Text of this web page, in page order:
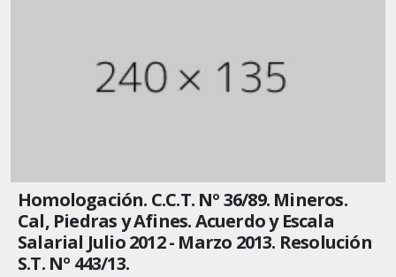
Homologación. C.C.T. Nº 36/89. Mineros.
Cal, Piedras y Afines. Acuerdo y Escala
Salarial Julio 2012 - Marzo 2013. Resolución
S.T. Nº 443/13.